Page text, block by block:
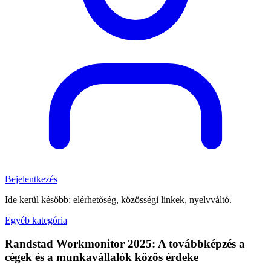
Bejelentkezés
Ide kerül később: elérhetőség, közösségi linkek, nyelvváltó.
Egyéb kategória
Randstad Workmonitor 2025: A továbbképzés a
cégek és a munkavállalók közös érdeke